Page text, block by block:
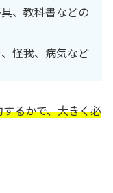
、教科書などの
怪我、病気など
るかで、大きく必